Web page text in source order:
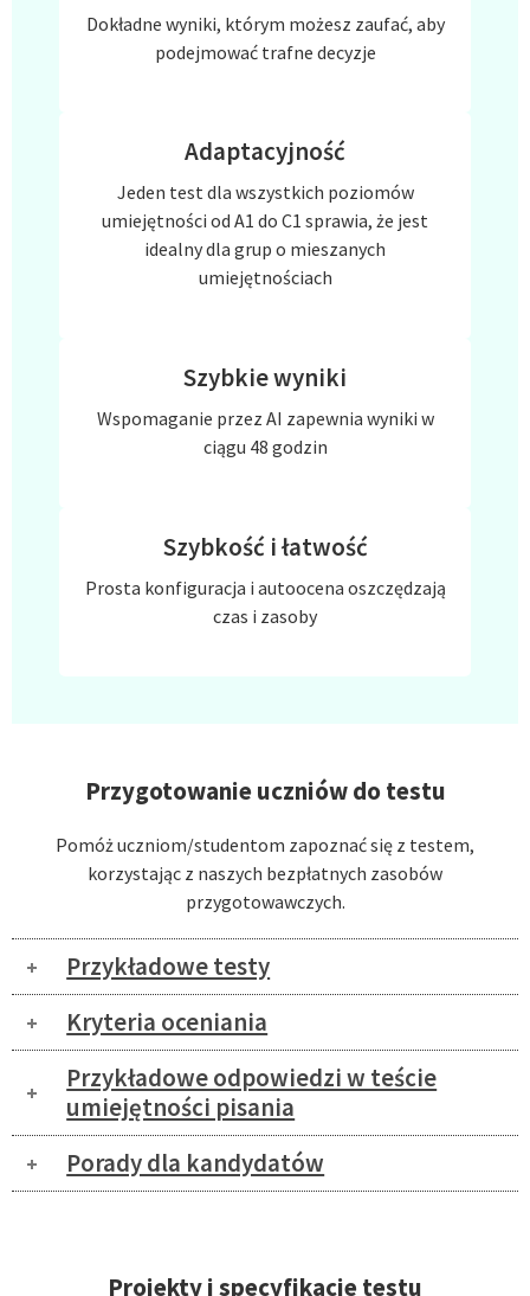
Dokładne wyniki, którym możesz zaufać, aby
podejmować trafne decyzje
Adaptacyjność
Jeden test dla wszystkich poziomów
umiejętności od A1 do C1 sprawia, że jest
idealny dla grup o mieszanych
umiejętnościach
Szybkie wyniki
Wspomaganie przez AI zapewnia wyniki w
ciągu 48 godzin
Szybkość i łatwość
Prosta konfiguracja i autoocena oszczędzają
czas i zasoby
Przygotowanie uczniów do testu
Pomóż uczniom/studentom zapoznać się z testem,
korzystając z naszych bezpłatnych zasobów
przygotowawczych.
Przykładowe testy
Kryteria oceniania
Przykładowe odpowiedzi w teście
umiejętności pisania
Porady dla kandydatów
Projekty i specyfikacje testu